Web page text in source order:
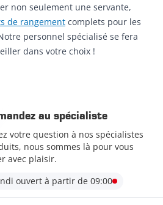
non seulement une servante,
de rangement complets pour les
personnel spécialisé se fera
dans votre choix !
au spécialiste
votre question à nos spécialistes
nous sommes là pour vous
avec plaisir.
ouvert à partir de 09:00